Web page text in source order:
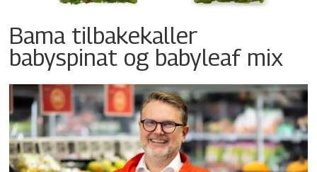
Bama tilbakekaller
babyspinat og babyleaf mix